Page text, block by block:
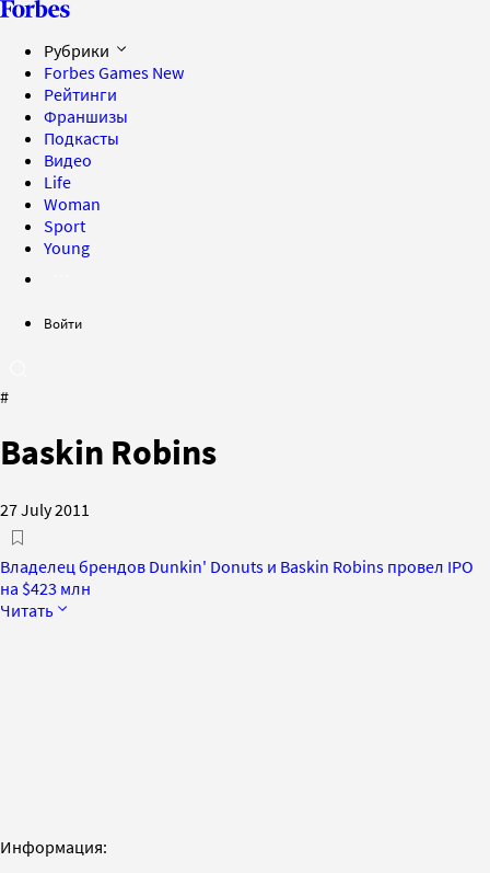
Рубрики
Forbes Games New
Рейтинги
Франшизы
Подкасты
Видео
Life
Woman
Sport
Young
Войти
#
Baskin Robins
27 July 2011
Владелец брендов Dunkin' Donuts и Baskin Robins провел IPO
на $423 млн
Читать
Информация: